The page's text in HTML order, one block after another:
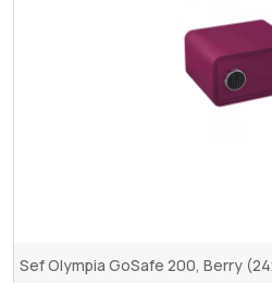
Sef Olympia GoSafe 200, Berry